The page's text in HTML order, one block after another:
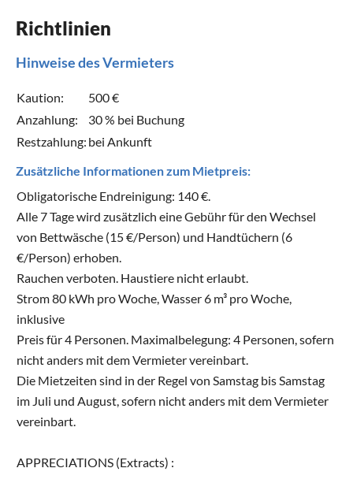
Richtlinien
Hinweise des Vermieters
Kaution:
500 €
Anzahlung:
30 % bei Buchung
Restzahlung: bei Ankunft
Zusätzliche Informationen zum Mietpreis:
Obligatorische Endreinigung: 140 €.
Alle 7 Tage wird zusätzlich eine Gebühr für den Wechsel
von Bettwäsche (15 €/Person) und Handtüchern (6
€/Person) erhoben.
Rauchen verboten. Haustiere nicht erlaubt.
Strom 80 kWh pro Woche, Wasser 6 m³ pro Woche,
inklusive
Preis für 4 Personen. Maximalbelegung: 4 Personen, sofern
nicht anders mit dem Vermieter vereinbart.
Die Mietzeiten sind in der Regel von Samstag bis Samstag
im Juli und August, sofern nicht anders mit dem Vermieter
vereinbart.
APPRECIATIONS (Extracts) :